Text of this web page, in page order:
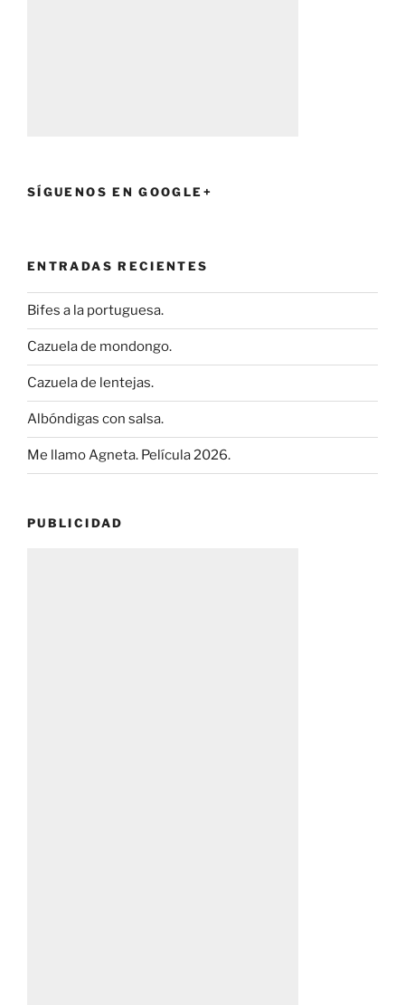
SÍGUENOS EN GOOGLE+
ENTRADAS RECIENTES
Bifes a la portuguesa.
Cazuela de mondongo.
Cazuela de lentejas.
Albóndigas con salsa.
Me llamo Agneta. Película 2026.
PUBLICIDAD